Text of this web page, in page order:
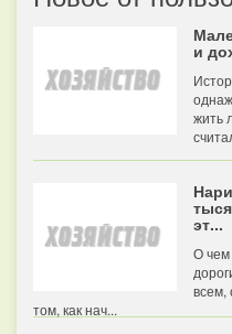
и
жить
эт...
О чем
всем,
том, как нач...